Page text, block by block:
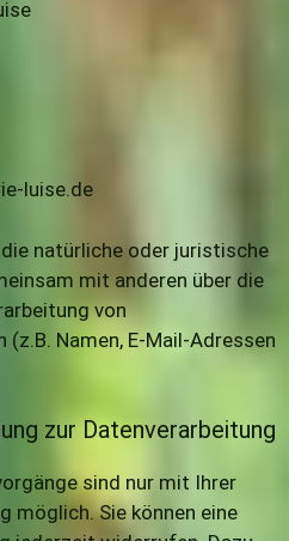
luise.de
natürliche oder juristische
mit anderen über die
von
Namen, E-Mail-Adressen
zur Datenverarbeitung
sind nur mit Ihrer
möglich. Sie können eine